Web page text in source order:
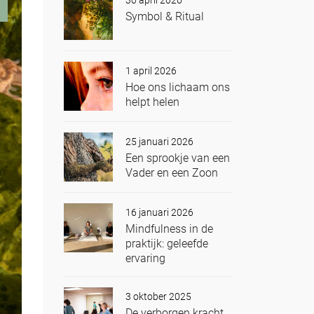
Symbol & Ritual
1 april 2026
Hoe ons lichaam ons
helpt helen
25 januari 2026
Een sprookje van een
Vader en een Zoon
16 januari 2026
Mindfulness in de
praktijk: geleefde
ervaring
3 oktober 2025